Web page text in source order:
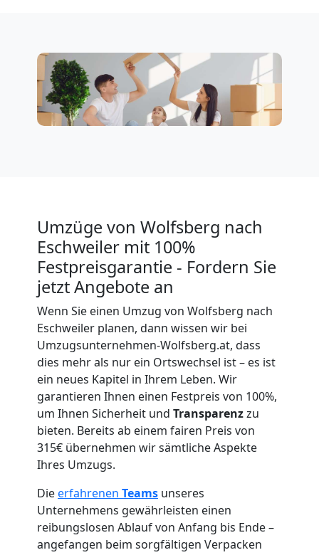
Umzüge von Wolfsberg nach
Eschweiler mit 100%
Festpreisgarantie - Fordern Sie
jetzt Angebote an
Wenn Sie einen Umzug von Wolfsberg nach
Eschweiler planen, dann wissen wir bei
Umzugsunternehmen-Wolfsberg.at, dass
dies mehr als nur ein Ortswechsel ist – es ist
ein neues Kapitel in Ihrem Leben. Wir
garantieren Ihnen einen Festpreis von 100%,
um Ihnen Sicherheit und Transparenzzu
bieten. Bereits ab einem fairen Preis von
315€ übernehmen wir sämtliche Aspekte
Ihres Umzugs.
Dieerfahrenen Teams unseres
Unternehmens gewährleisten einen
reibungslosen Ablauf von Anfang bis Ende –
angefangen beim sorgfältigen Verpacken
Privatumzug
Wolfsberg
Wolfsberg
Umzug
für
Senioren
Wolfsberg
Fernumzug
Wolfsberg